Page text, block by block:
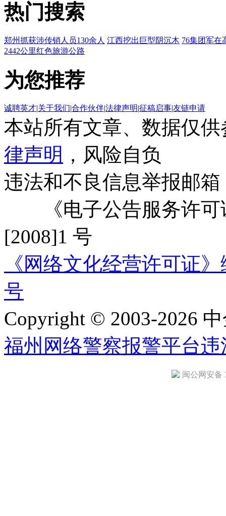
热门搜索
郑州抓获涉传销人员130余人 江西挖出巨型阴沉木 76集团军在
2442公里红色旅游公路
为您推荐
诚聘英才|关于我们|合作伙伴|法律声明|征稿启事|友链申请
本站所有文章、数据仅
律声明 ，风险自负
违法和不良信息举报邮箱
《电子公告服务许可
[2008]1 号
《网络文化经营许可证
号
Copyright © 2003-2026
福州网络警察报警平台违
闽公网安备